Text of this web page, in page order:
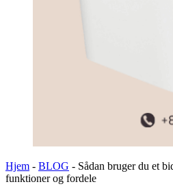
Hjem - BLOG - Sådan bruger du et
funktioner og fordele